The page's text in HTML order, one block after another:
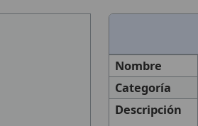
Nombre
Categoría
Descripción